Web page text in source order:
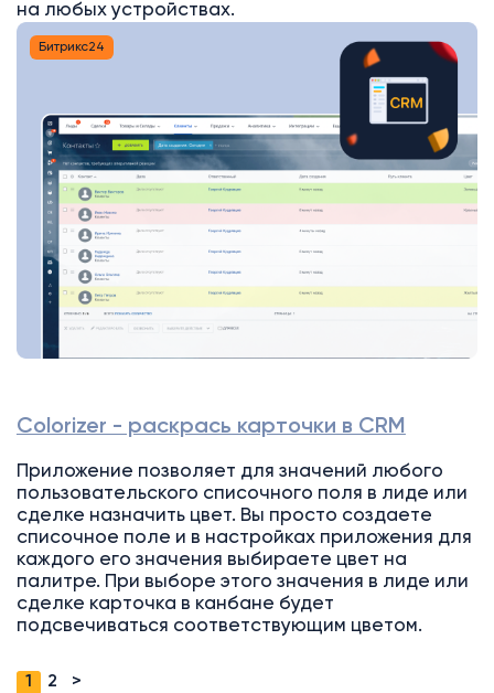
на любых устройствах.
Битрикс24
Colorizer - раскрась карточки в CRM
Приложение позволяет для значений любого
пользовательского списочного поля в лиде или
сделке назначить цвет. Вы просто создаете
списочное поле и в настройках приложения для
каждого его значения выбираете цвет на
палитре. При выборе этого значения в лиде или
сделке карточка в канбане будет
подсвечиваться соответствующим цветом.
1 2 >